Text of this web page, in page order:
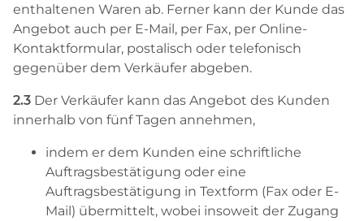
enthaltenen Waren ab. Ferner kann der Kunde das
Angebot auch per E-Mail, per Fax, per Online-
Kontaktformular, postalisch oder telefonisch
gegenüber dem Verkäufer abgeben.
2.3 Der Verkäufer kann das Angebot des Kunden
innerhalb von fünf Tagen annehmen,
indem er dem Kunden eine schriftliche
Auftragsbestätigung oder eine
Auftragsbestätigung in Textform (Fax oder E-
Mail) übermittelt, wobei insoweit der Zugang